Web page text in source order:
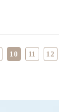
10 11 12